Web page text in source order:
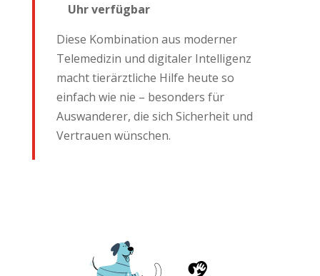
Uhr verfügbar
Diese Kombination aus moderner
Telemedizin und digitaler Intelligenz
macht tierärztliche Hilfe heute so
einfach wie nie – besonders für
Auswanderer, die sich Sicherheit und
Vertrauen wünschen.